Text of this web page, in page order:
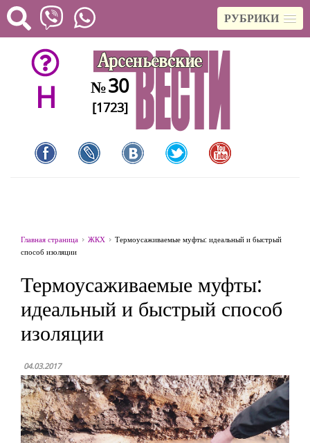
РУБРИКИ
H №30
[1723]
Главная страница ЖКХ
Термоусаживаемые муфты: идеальный и быстрый
способ изоляции
Термоусаживаемые муфты:
идеальный и быстрый способ
изоляции
04.03.2017